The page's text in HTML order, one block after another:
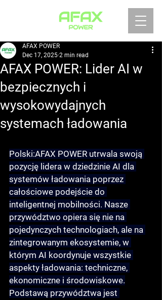
AFAX POWER: Lider AI w
bezpiecznych i
wysokowydajnych
systemach ładowania
AFAX POWER
Dec 17, 2025 2 min read
Polski:AFAX POWER utrwala swoją
pozycję lidera w dziedzinie AI dla
systemów ładowania poprzez
całościowe podejście do
inteligentnej mobilności. Nasze
przywództwo opiera się nie na
pojedynczych technologiach, ale na
zintegrowanym ekosystemie, w
którym AI koordynuje wszystkie
aspekty ładowania: techniczne,
ekonomiczne i środowiskowe.
Podstawą przywództwa jest